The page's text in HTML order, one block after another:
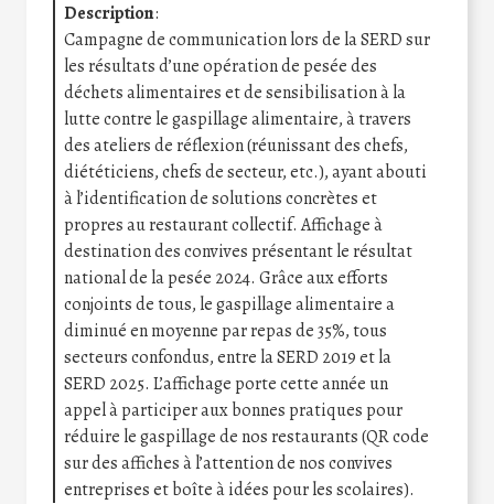
Description:
Campagne de communication lors de la SERD sur
les résultats d’une opération de pesée des
déchets alimentaires et de sensibilisation à la
lutte contre le gaspillage alimentaire, à travers
des ateliers de réflexion (réunissant des chefs,
diététiciens, chefs de secteur, etc.), ayant abouti
à l’identification de solutions concrètes et
propres au restaurant collectif. Affichage à
destination des convives présentant le résultat
national de la pesée 2024. Grâce aux efforts
conjoints de tous, le gaspillage alimentaire a
diminué en moyenne par repas de 35%, tous
secteurs confondus, entre la SERD 2019 et la
SERD 2025. L’affichage porte cette année un
appel à participer aux bonnes pratiques pour
réduire le gaspillage de nos restaurants (QR code
sur des affiches à l’attention de nos convives
entreprises et boîte à idées pour les scolaires).